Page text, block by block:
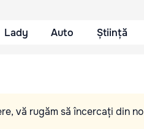
Lady Auto Știință
vă rugăm să încercați din